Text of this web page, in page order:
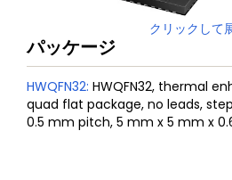
クリックして
パッケージ
HWQFN32: HWQFN32, thermal
quad flat package, no leads,
0.5 mm pitch, 5 mm x 5 mm x